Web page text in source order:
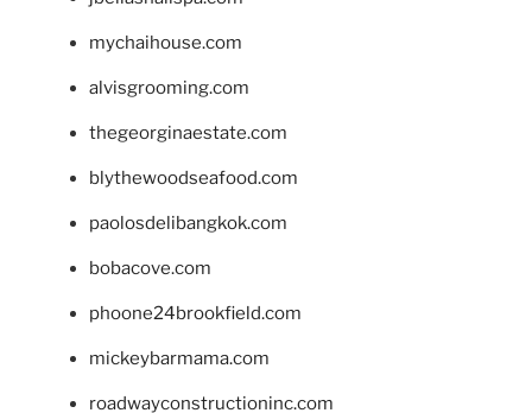
mychaihouse.com
alvisgrooming.com
thegeorginaestate.com
blythewoodseafood.com
paolosdelibangkok.com
bobacove.com
phoone24brookfield.com
mickeybarmama.com
roadwayconstructioninc.com